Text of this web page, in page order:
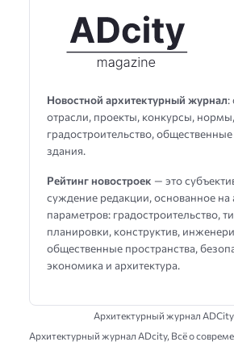
Новостной архитектурный журнал:
отрасли, проекты, конкурсы, нормы,
градостроительство,
здания.
Рейтинг новостроек — это
суждение редакции, основанное на
параметров: градостроительство,
планировки, конструктив,
общественные пространства,
экономика и архитектура.
Архитектурный журнал
Архитектурный журнал ADсity, Всё о